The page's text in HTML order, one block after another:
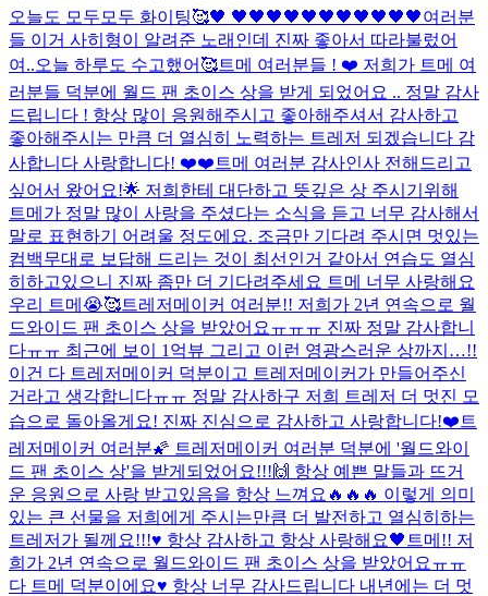
오늘도 모두모두 화이팅🥰🖤 🖤🖤🖤🖤🖤🖤🖤🖤🖤🖤🖤여러분
들 이거 사히형이 알려준 노래인데 진짜 좋아서 따라불렀어
여..오늘 하루도 수고했어🥰트메 여러분들 ! ❤️ 저희가 트메 여
러분들 덕분에 월드 팬 초이스 상을 받게 되었어요 .. 정말 감사
드립니다 ! 항상 많이 응원해주시고 좋아해주셔서 감사하고
좋아해주시는 만큼 더 열심히 노력하는 트레저 되겠습니다 감
사합니다 사랑합니다! ❤️❤️ 트메 여러분 감사인사 전해드리고
싶어서 왔어요!🌟 저희한테 대단하고 뜻깊은 상 주시기위해
트메가 정말 많이 사랑을 주셨다는 소식을 듣고 너무 감사해서
말로 표현하기 어려울 정도에요. 조금만 기다려 주시면 멋있는
컴백무대로 보답해 드리는 것이 최선인거 같아서 연습도 열심
히하고있으니 진짜 좀만 더 기다려주세요 트메 너무 사랑해요
우리 트메😭🥰트레저메이커 여러분!! 저희가 2년 연속으로 월
드와이드 팬 초이스 상을 받았어요ㅠㅠㅠ 진짜 정말 감사합니
다ㅠㅠ 최근에 보이 1억뷰 그리고 이런 영광스러운 상까지…!!
이건 다 트레저메이커 덕분이고 트레저메이커가 만들어주신
거라고 생각합니다ㅠㅠ 정말 감사하구 저희 트레저 더 멋진 모
습으로 돌아올게요! 진짜 진심으로 감사하고 사랑합니다!❤️ 트
레저메이커 여러분🌠 트레저메이커 여러분 덕분에 '월드와이
드 팬 초이스 상'을 받게되었어요!!!🙌 항상 예쁜 말들과 뜨거
운 응원으로 사랑 받고있음을 항상 느껴요🔥🔥🔥 이렇게 의미
있는 큰 선물을 저희에게 주시는만큼 더 발전하고 열심히하는
트레저가 될께요!!!♥️ 항상 감사하고 항상 사랑해요🖤 트메!! 저
희가 2년 연속으로 월드와이드 팬 초이스 상을 받았어요ㅠㅠ
다 트메 덕분이에요♥️ 항상 너무 감사드립니다 내년에는 더 멋